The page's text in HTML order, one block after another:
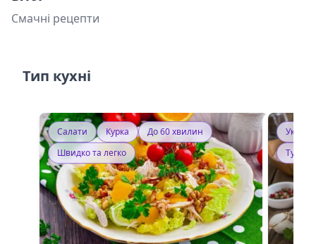
Смачні рецепти
Тип кухні
Салати Курка
До 60 хвилин
Швидко та легко